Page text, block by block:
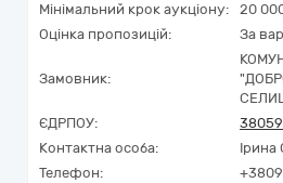
Мінімальний крок аукціону:
20
Оцінка пропозицій:
За
Замовник:
ЄДРПОУ:
Контактна особа:
Ірина
Телефон: